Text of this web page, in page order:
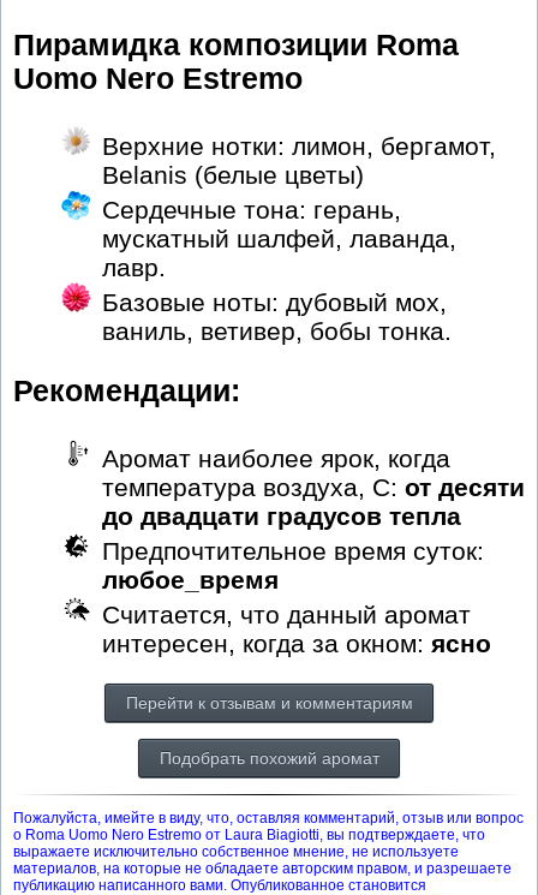
Пирамидка композиции Roma
Uomo Nero Estremo
Верхние нотки: лимон, бергамот,
Belanis (белые цветы)
Сердечные тона: герань,
мускатный шалфей, лаванда,
лавр.
Базовые ноты: дубовый мох,
ваниль, ветивер, бобы тонка.
Рекомендации:
Аромат наиболее ярок, когда
температура воздуха, С: от десяти
до двадцати градусов тепла
Предпочтительное время суток:
любое_время
Считается, что данный аромат
интересен, когда за окном: ясно
Перейти к отзывам и комментариям
Подобрать похожий аромат
Пожалуйста, имейте в виду, что, оставляя комментарий, отзыв или вопрос
о Roma Uomo Nero Estremo от Laura Biagiotti, вы подтверждаете, что
выражаете исключительно собственное мнение, не используете
материалов, на которые не обладаете авторским правом, и разрешаете
публикацию написанного вами. Опубликованное становится